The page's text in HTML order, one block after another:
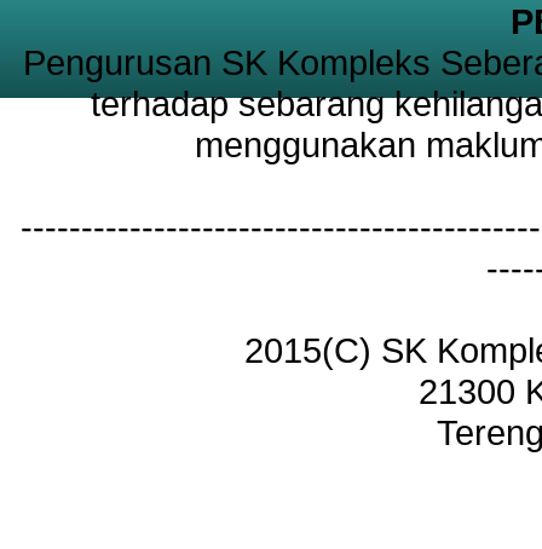
Pengurusan SK Kompleks
terhadap sebarang
menggunakan
2015(C) SK
21300